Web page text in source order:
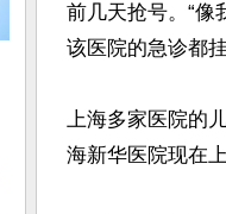
前几天抢号。“像
该医院的急诊都
上海多家医院的
海新华医院现在